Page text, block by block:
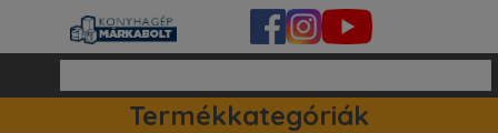
Termékkategóriák